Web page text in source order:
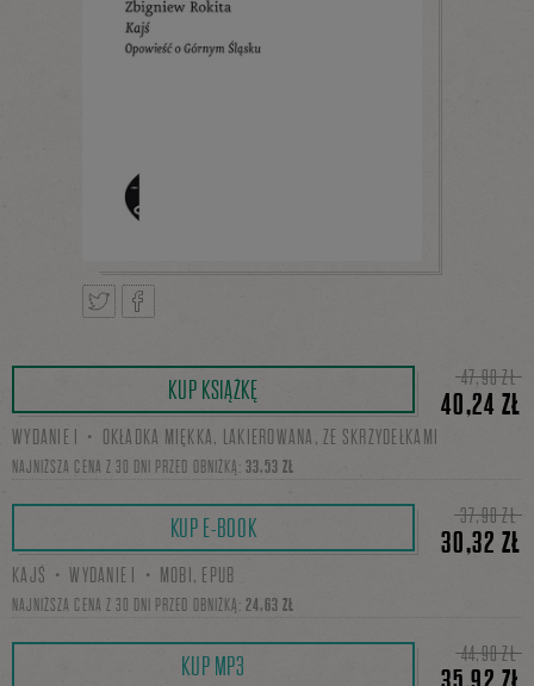
TweetnijPodziel
się
na
Facebooku
KUP KSIĄŻKĘ 47,90 ZŁ
40,24 ZŁ
WYDANIE I・OKŁADKA MIĘKKA, LAKIEROWANA, ZE SKRZYDEŁKAMI
NAJNIŻSZA CENA Z 30 DNI PRZED OBNIŻKĄ: 33,53 ZŁ
KUP E-BOOK 37,90 ZŁ
30,32 ZŁ
KAJŚ・WYDANIE I・MOBI, EPUB
NAJNIŻSZA CENA Z 30 DNI PRZED OBNIŻKĄ: 24,63 ZŁ
KUP MP3 44,90 ZŁ